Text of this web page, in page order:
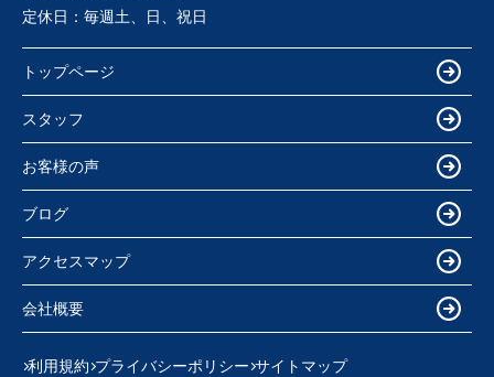
定休日： 毎週土、日、祝日
トップページ
スタッフ
お客様の声
ブログ
アクセスマップ
会社概要
利用規約 プライバシーポリシー サイトマップ